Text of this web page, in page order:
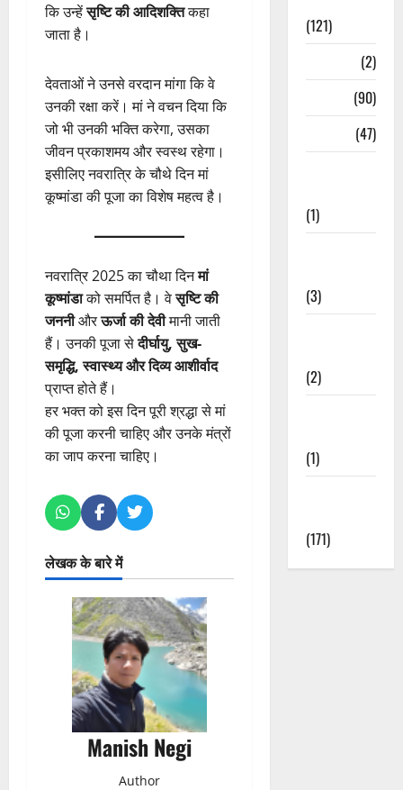
कि उन्हेंसृष्टि की आदिशक्तिकहा
जाता है।
देवताओं ने उनसे वरदान मांगा कि वे
उनकी रक्षा करें। मां ने वचन दिया कि
जो भी उनकी भक्ति करेगा, उसका
जीवन प्रकाशमय और स्वस्थ रहेगा।
इसीलिए नवरात्रि के चौथे दिन मां
कूष्मांडा की पूजा का विशेष महत्व है।
नवरात्रि 2025 का चौथा दिनमां
कूष्मांडाको समर्पित है। वेसृष्टि की
जननीऔरऊर्जा की देवीमानी जाती
हैं। उनकी पूजा सेदीर्घायु, सुख-
समृद्धि, स्वास्थ्य और दिव्य आशीर्वाद
प्राप्त होते हैं।
हर भक्त को इस दिन पूरी श्रद्धा से मां
की पूजा करनी चाहिए और उनके मंत्रों
का जाप करना चाहिए।
लेखक के बारे में
Manish Negi
Author
(121)
(2)
(90)
(47)
(1)
(3)
(2)
(1)
(171)